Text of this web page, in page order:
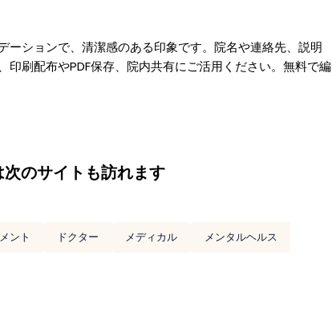
ーションで、清潔感のある印象です。院名や連絡先、説明
刷配布やPDF保存、院内共有にご活用ください。無料で編
のサイトも訪れます
ント ドクター メディカル
メンタルヘルス